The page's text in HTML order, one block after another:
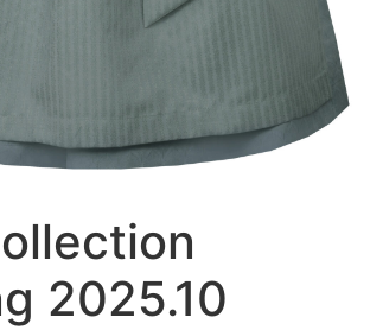
2025.10